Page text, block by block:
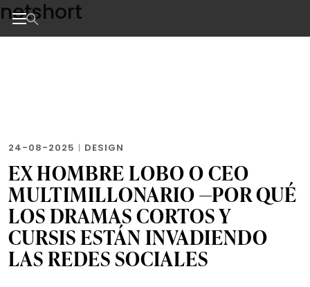
Skip
to
the
netshort
24-08-2025 | DESIGN
EX HOMBRE LOBO O CEO
MULTIMILLONARIO —POR QUÉ
LOS DRAMAS CORTOS Y
CURSIS ESTÁN INVADIENDO
LAS REDES SOCIALES